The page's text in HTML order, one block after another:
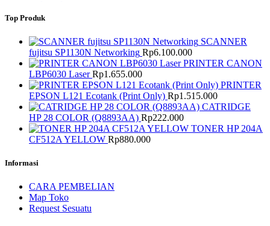
Top Produk
SCANNER
fujitsu SP1130N Networking Rp6.100.000
PRINTER CANON
LBP6030 Laser Rp1.655.000
PRINTER
EPSON L121 Ecotank (Print Only) Rp1.515.000
CATRIDGE
HP 28 COLOR (Q8893AA) Rp222.000
TONER HP 204A
CF512A YELLOW Rp880.000
Informasi
CARA PEMBELIAN
Map Toko
Request Sesuatu